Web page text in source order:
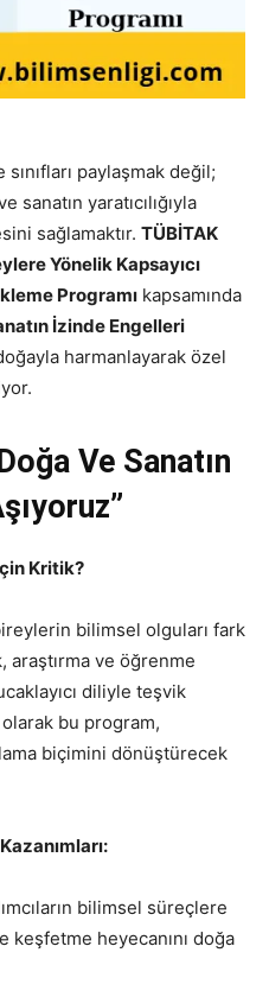
sınıfları paylaşmak değil;
yaratıcılığıyla
sağlamaktır. TÜBİTAK
Yönelik Kapsayıcı
Programı kapsamında
İzinde Engelleri
harmanlayarak özel
Ve Sanatın
Kritik?
bilimsel olguları fark
araştırma ve öğrenme
diliyle teşvik
bu program,
biçimini dönüştürecek
bilimsel süreçlere
keşfetme heyecanını doğa